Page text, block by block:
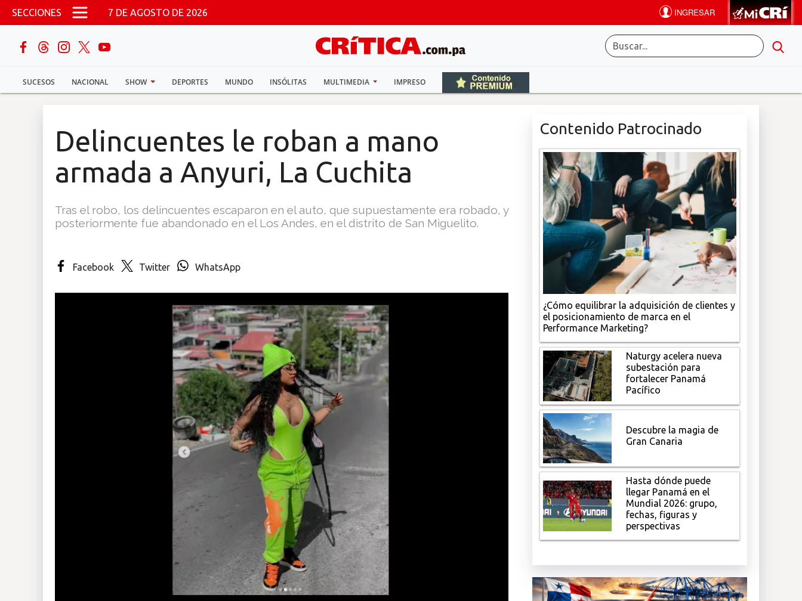
Pasar al contenido principal
SECCIONES 7 DE AGOSTO DE 2026
SUCESOS NACIONAL SHOW DEPORTES MUNDO INSÓLITAS MULTIMEDIA IMPRESO
buscar
Sucesos
Delincuentes le roban a mano
armada a Anyuri, La Cuchita
Tras el robo, los delincuentes escaparon en el auto, que supuestamente era robado, y
posteriormente fue abandonado en el Los Andes, en el distrito de San Miguelito.
Facebook Twitter WhatsApp
Contenido Patrocinado
¿Cómo equilibrar la adquisición de clientes y
el posicionamiento de marca en el
Performance Marketing?
Naturgy acelera nueva
subestación para
fortalecer Panamá
Pacífico
Descubre la magia de
Gran Canaria
Hasta dónde puede
llegar Panamá en el
Mundial 2026: grupo,
fechas, figuras y
perspectivas